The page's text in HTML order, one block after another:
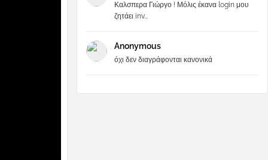
Καλσπερα Γιώργο ! Μόλις έκανα login μου
ζητάει inv...
Anonymous
όχι δεν διαγράφονται κανονικά